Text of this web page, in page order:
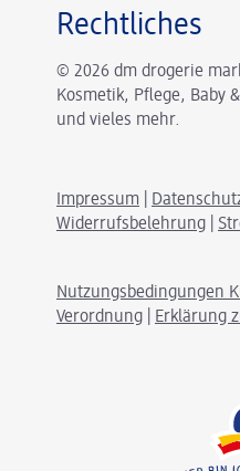
Rechtliches
© 2026 dm drogerie
Kosmetik, Pflege, Baby
und vieles mehr.
Impressum
Widerrufsbelehrung
Nutzungsbedingungen
Verordnung
Erklärung